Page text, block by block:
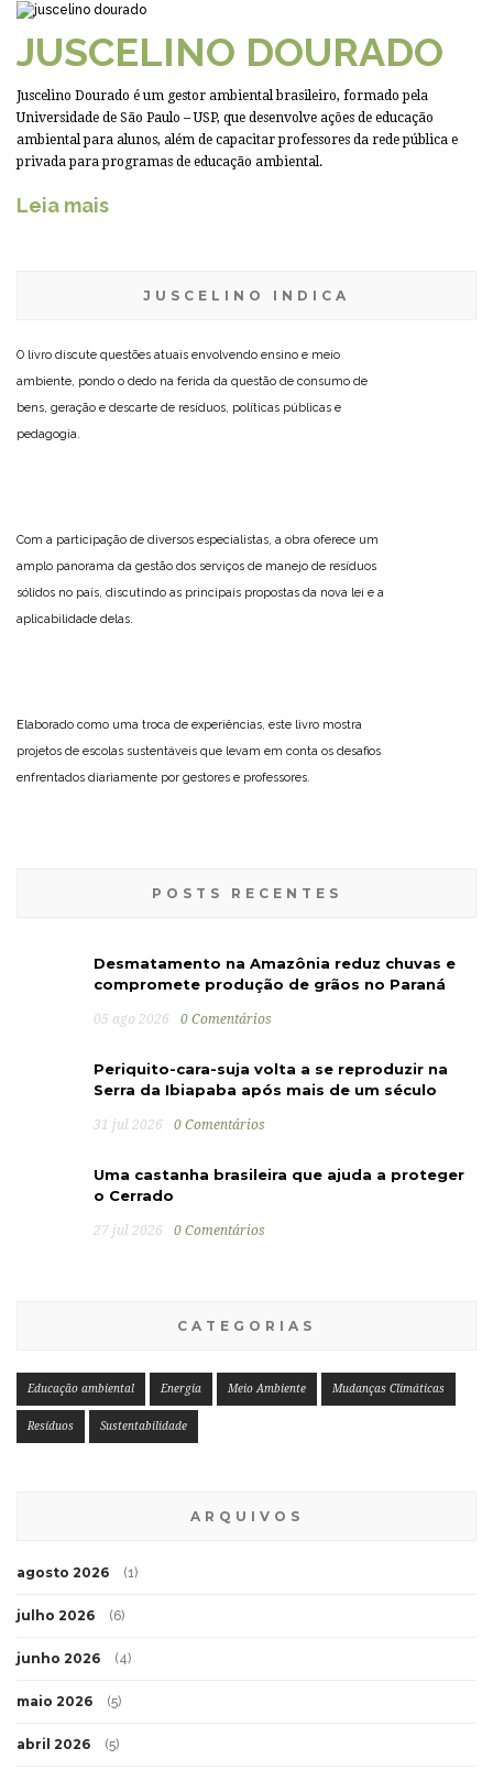
JUSCELINO DOURADO
Juscelino Dourado é um gestor ambiental brasileiro, formado pela
Universidade de São Paulo – USP, que desenvolve ações de educação
ambiental para alunos, além de capacitar professores da rede pública e
privada para programas de educação ambiental.
Leia mais
JUSCELINO INDICA
O livro discute questões atuais envolvendo ensino e meio
ambiente, pondo o dedo na ferida da questão de consumo de
bens, geração e descarte de resíduos, políticas públicas e
pedagogia.
Com a participação de diversos especialistas, a obra oferece um
amplo panorama da gestão dos serviços de manejo de resíduos
sólidos no país, discutindo as principais propostas da nova lei e a
aplicabilidade delas.
Elaborado como uma troca de experiências, este livro mostra
projetos de escolas sustentáveis que levam em conta os desafios
enfrentados diariamente por gestores e professores.
POSTS RECENTES
Desmatamento na Amazônia reduz chuvas e
compromete produção de grãos no Paraná
05 ago 2026 0 Comentários
Periquito-cara-suja volta a se reproduzir na
Serra da Ibiapaba após mais de um século
31 jul 2026 0 Comentários
Uma castanha brasileira que ajuda a proteger
o Cerrado
27 jul 2026 0 Comentários
CATEGORIAS
Educação ambiental Energia Meio Ambiente Mudanças Climáticas
Resíduos Sustentabilidade
ARQUIVOS
agosto 2026 (1)
julho 2026 (6)
junho 2026 (4)
maio 2026 (5)
abril 2026 (5)